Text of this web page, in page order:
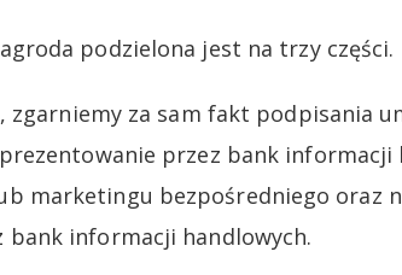
podzielona jest na trzy części.
zgarniemy za sam fakt podpisania
przez bank informacji
marketingu bezpośredniego oraz
bank informacji handlowych.